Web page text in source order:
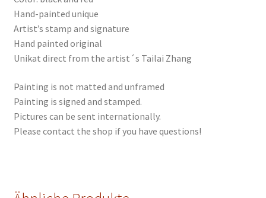
Hand-painted unique
Artist’s stamp and signature
Hand painted original
Unikat direct from the artist´s Tailai Zhang
Painting is not matted and unframed
Painting is signed and stamped.
Pictures can be sent internationally.
Please contact the shop if you have questions!